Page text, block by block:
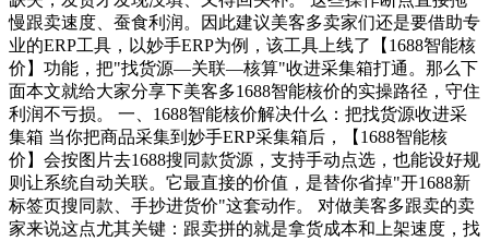
慢跟卖速度、蚕食利润。因此建议美客多卖家们还是要借助专
业的ERP工具，以妙手ERP为例，该工具上线了【1688智能核
价】功能，把"找货源—关联—核算"收进采集箱打通。那么下
面本文就给大家分享下美客多1688智能核价的实操路径，守住
利润不亏损。 一、1688智能核价解决什么：把找货源收进采
集箱 当你把商品采集到妙手ERP采集箱后，【1688智能核
价】会按图片去1688搜同款货源，支持手动点选，也能设好规
则让系统自动关联。它最直接的价值，是替你省掉"开1688新
标签页搜同款、手抄进货价"这套动作。 对做美客多跟卖的卖
家来说这点尤其关键：跟卖拼的就是拿货成本和上架速度，找